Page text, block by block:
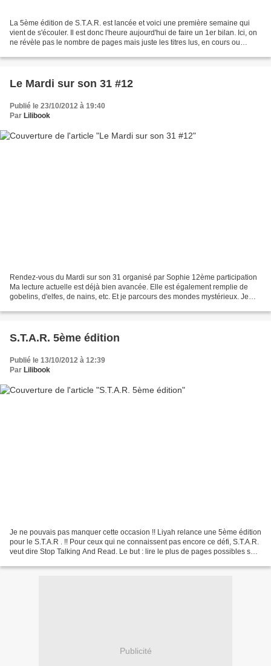
La 5ème édition de S.T.A.R. est lancée et voici une première semaine qui
vient de s'écouler. Il est donc l'heure aujourd'hui de faire un 1er bilan. Ici, on
ne révèle pas le nombre de pages mais juste les titres lus, en cours ou
Le Mardi sur son 31 #12
Publié le 23/10/2012 à 19:40
Par Lilibook
Rendez-vous du Mardi sur son 31 organisé par Sophie 12ème participation
Ma lecture actuelle est déjà bien avancée. Elle est également remplie de
gobelins, d'elfes, de nains, etc. Et je parcours des mondes mystérieux. Je
S.T.A.R. 5ème édition
Publié le 13/10/2012 à 12:39
Par Lilibook
Je ne pouvais pas manquer cette occasion !! Liyah relance une 5ème édition
pour le S.T.A.R . !! Pour ceux qui ne connaissent pas encore ce défi, S.T.A.R.
veut dire Stop Talking And Read. Le but : lire le plus de pages possibles sur
Publicité